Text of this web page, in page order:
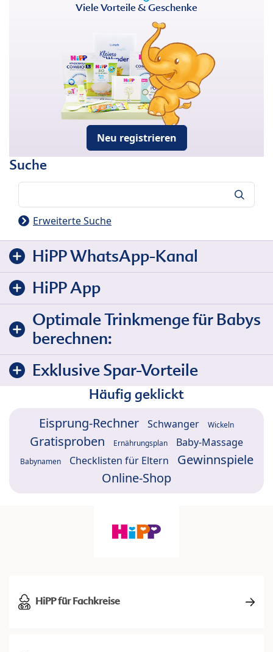
Viele Vorteile & Geschenke
Neu registrieren
Suche
Erweiterte Suche
HiPP WhatsApp-Kanal
HiPP App
Optimale Trinkmenge für Babys
berechnen:
Exklusive Spar-Vorteile
Häufig geklickt
Eisprung-Rechner Schwanger Wickeln
Gratisproben Ernährungsplan Baby-Massage
Babynamen Checklisten für Eltern
Gewinnspiele
Online-Shop
HiPP für Fachkreise